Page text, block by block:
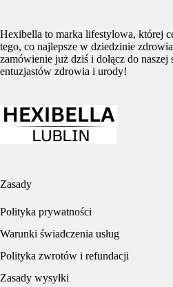
Hexibella to marka lifestylowa, której
tego, co najlepsze w dziedzinie
zamówienie już dziś i dołącz do naszej
entuzjastów zdrowia i urody!
Zasady
Polityka prywatności
Warunki świadczenia usług
Polityka zwrotów i refundacji
Zasady wysyłki